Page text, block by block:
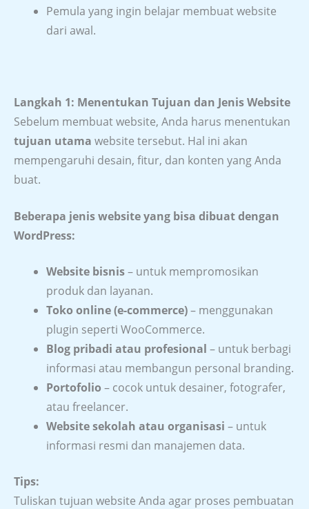
Pemula yang ingin belajar membuat website
dari awal.
Langkah 1: Menentukan Tujuan dan Jenis Website
Sebelum membuat website, Anda harus menentukan
tujuan utama website tersebut. Hal ini akan
mempengaruhi desain, fitur, dan konten yang Anda
buat.
Beberapa jenis website yang bisa dibuat dengan
WordPress:
Website bisnis– untuk mempromosikan
produk dan layanan.
Toko online (e-commerce)– menggunakan
plugin seperti WooCommerce.
Blog pribadi atau profesional – untuk berbagi
informasi atau membangun personal branding.
Portofolio – cocok untuk desainer, fotografer,
atau freelancer.
Website sekolah atau organisasi – untuk
informasi resmi dan manajemen data.
Tips:
Tuliskan tujuan website Anda agar proses pembuatan